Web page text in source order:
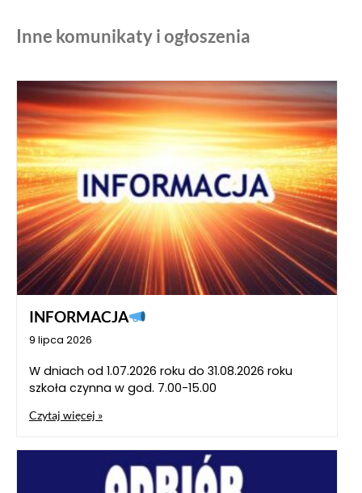
Inne komunikaty i ogłoszenia
INFORMACJA
9 lipca 2026
W dniach od 1.07.2026 roku do 31.08.2026 roku
szkoła czynna w god. 7.00-15.00
Czytaj więcej »